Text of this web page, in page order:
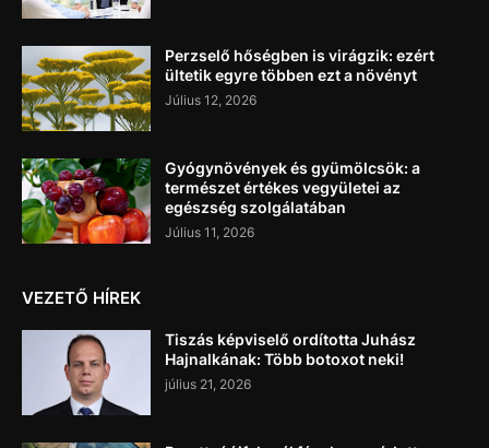
Perzselő hőségben is virágzik: ezért
ültetik egyre többen ezt a növényt
Július 12, 2026
Gyógynövények és gyümölcsök: a
természet értékes vegyületei az
egészség szolgálatában
Július 11, 2026
VEZETŐ HÍREK
Tiszás képviselő ordította Juhász
Hajnalkának: Több botoxot neki!
július 21, 2026